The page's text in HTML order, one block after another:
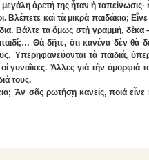
ἀρετή της ἦταν ἡ ταπείνωσις·
Βλέ­πετε καὶ τὰ μικρὰ παιδάκια;
Βάλτε τα ὅμως στὴ γραμμή, δέκα
Θὰ δῆτε, ὅτι κανένα δὲν θὰ
Ὑπερηφανεύον­ται τὰ παιδιά,
γυναῖκες. Ἄλλες γιὰ τὴν ὀμορφιά
τους.
Ἂν σᾶς ρωτήσῃ κανείς, ποιά εἶνε